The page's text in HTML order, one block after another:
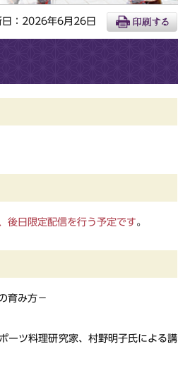
日：2026年6月26日
後日限定配信を行う予定です。
育み方－
ーツ料理研究家、村野明子氏による講